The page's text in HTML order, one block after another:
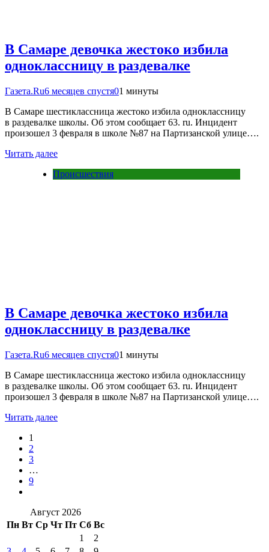
В Самаре девочка жестоко избила
одноклассницу в раздевалке
Газета.Ru6 месяцев спустя01 минуты
В Самаре шестиклассница жестоко избила одноклассницу
в раздевалке школы. Об этом сообщает 63. ru. Инцидент
произошел 3 февраля в школе №87 на Партизанской улице….
Читать далее
Происшествия
В Самаре девочка жестоко избила
одноклассницу в раздевалке
Газета.Ru6 месяцев спустя01 минуты
В Самаре шестиклассница жестоко избила одноклассницу
в раздевалке школы. Об этом сообщает 63. ru. Инцидент
произошел 3 февраля в школе №87 на Партизанской улице….
Читать далее
1
2
3
…
9
Август 2026
Пн Вт Ср Чт Пт Сб Вс
1
2